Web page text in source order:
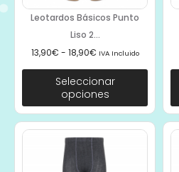
Leotardos Básicos Punto
Liso 2...
13,90€ - 18,90€ IVA Incluido
Seleccionar
opciones